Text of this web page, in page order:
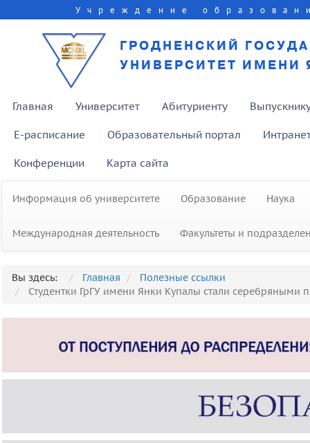
Учреждение
ГРОДНЕНСКИЙ
УНИВЕРСИТЕТ ИМЕНИ
Главная Университет Абитуриенту
E-расписание Образовательный портал
Конференции Карта сайта
Информация об университете Образование Наука
Международная деятельность Факультеты и
Вы здесь: Главная
Полезные ссылки
Студентки ГрГУ имени Янки Купалы стали